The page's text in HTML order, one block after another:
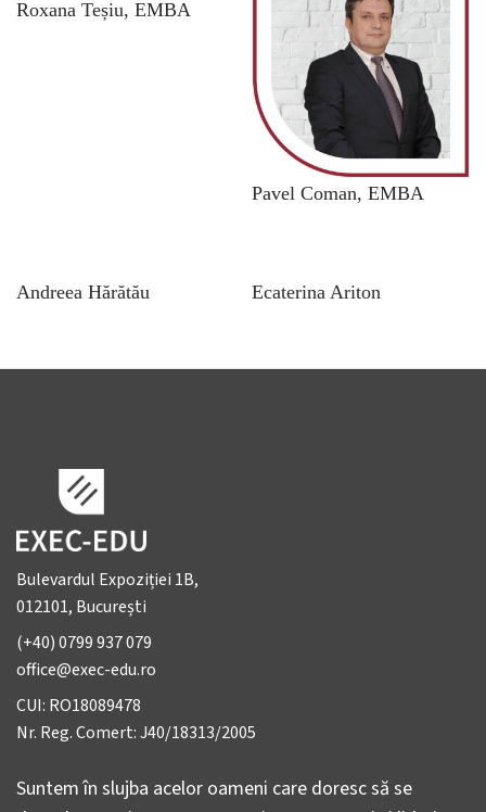
Roxana Teșiu, EMBA
Pavel Coman, EMBA
Andreea Hărătău Ecaterina Ariton
Bulevardul Expoziției 1B,
012101, București
(+40) 0799 937 079
office@exec-edu.ro
CUI: RO18089478
Nr. Reg. Comert: J40/18313/2005
Suntem în slujba acelor oameni care doresc să se